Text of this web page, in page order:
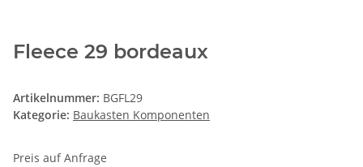
Fleece 29 bordeaux
Artikelnummer: BGFL29
Kategorie: Baukasten Komponenten
Preis auf Anfrage